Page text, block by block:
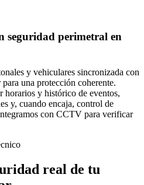
seguridad perimetral en
y vehiculares sincronizada con
una protección coherente.
horarios y histórico de eventos,
y, cuando encaja, control de
con CCTV para verificar
real de tu